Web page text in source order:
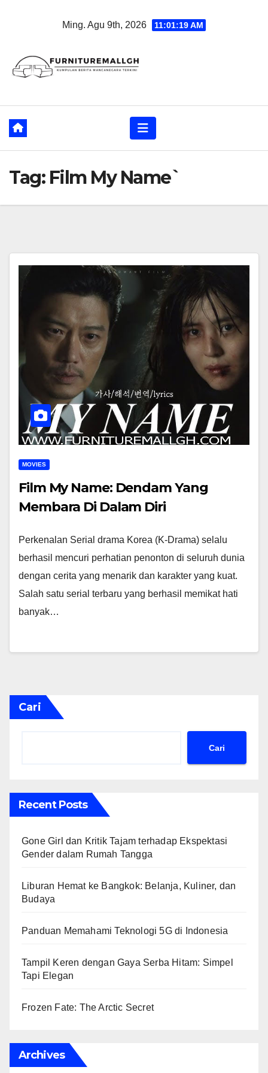
Ming. Agu 9th, 2026 11:01:19 AM
Tag: Film My Name`
MOVIES
Film My Name: Dendam Yang
Membara Di Dalam Diri
Perkenalan Serial drama Korea (K-Drama) selalu
berhasil mencuri perhatian penonton di seluruh dunia
dengan cerita yang menarik dan karakter yang kuat.
Salah satu serial terbaru yang berhasil memikat hati
banyak…
Cari
Cari
Recent Posts
Gone Girl dan Kritik Tajam terhadap Ekspektasi
Gender dalam Rumah Tangga
Liburan Hemat ke Bangkok: Belanja, Kuliner, dan
Budaya
Panduan Memahami Teknologi 5G di Indonesia
Tampil Keren dengan Gaya Serba Hitam: Simpel
Tapi Elegan
Frozen Fate: The Arctic Secret
Archives